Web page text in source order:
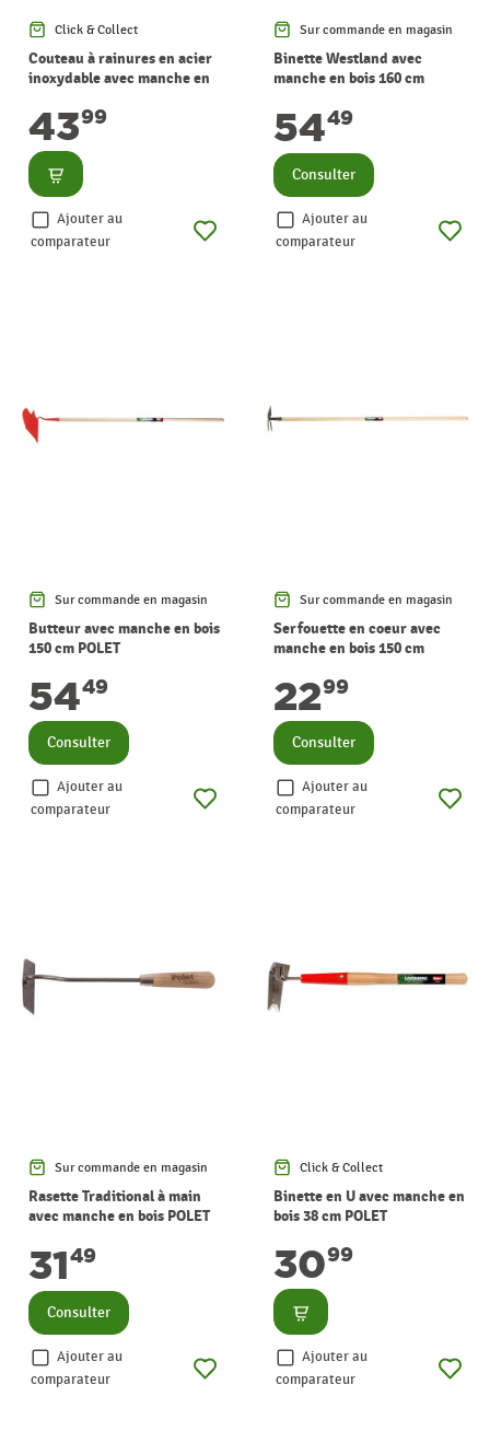
Click & Collect
Couteau à rainures en acier
inoxydable avec manche en
4399
Consulter
Ajouter au
comparateur
Sur commande en magasin
Binette Westland avec
manche en bois 160 cm
5449
Consulter
Ajouter au
comparateur
Sur commande en magasin
Butteur avec manche en bois
150 cm POLET
5449
Consulter
Ajouter au
comparateur
Sur commande en magasin
Serfouette en coeur avec
manche en bois 150 cm
2299
Consulter
Ajouter au
comparateur
Sur commande en magasin
Rasette Traditional à main
avec manche en bois POLET
3149
Consulter
Ajouter au
comparateur
Click & Collect
Binette en U avec manche en
bois 38 cm POLET
3099
Consulter
Ajouter au
comparateur